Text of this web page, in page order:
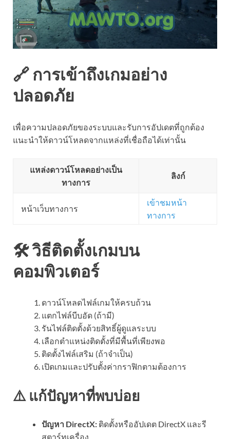
🔗 การเข้าถึงเกมอย่าง
ปลอดภัย
เพื่อความปลอดภัยของระบบและรับการอัปเดตที่ถูกต้อง
แนะนำให้ดาวน์โหลดจากแหล่งที่เชื่อถือได้เท่านั้น
แหล่งดาวน์โหลดอย่างเป็น
ทางการ
ลิงก์
หน้าเว็บทางการ
เข้าชมหน้า
ทางการ
🛠️ วิธีติดตั้งเกมบน
คอมพิวเตอร์
ดาวน์โหลดไฟล์เกมให้ครบถ้วน
แตกไฟล์บีบอัด (ถ้ามี)
รันไฟล์ติดตั้งด้วยสิทธิ์ผู้ดูแลระบบ
เลือกตำแหน่งติดตั้งที่มีพื้นที่เพียงพอ
ติดตั้งไฟล์เสริม (ถ้าจำเป็น)
เปิดเกมและปรับตั้งค่ากราฟิกตามต้องการ
⚠️ แก้ปัญหาที่พบบ่อย
ปัญหา DirectX: ติดตั้งหรืออัปเดต DirectX และรี
สตาร์ทเครื่อง